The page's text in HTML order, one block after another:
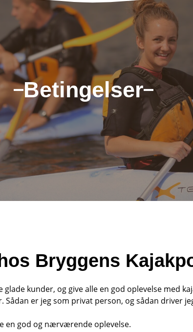
Betingelser
Bryggens
kunder, og give alle en god oplevelse med
er jeg som privat person, og sådan driver
en god og nærværende oplevelse.